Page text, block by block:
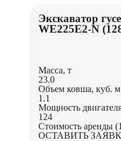
Экскаватор
WE225Е2-N
Масса, т
23.0
Объем ковша, куб.
1.1
Мощность
124
Стоимость аренды
ОСТАВИТЬ